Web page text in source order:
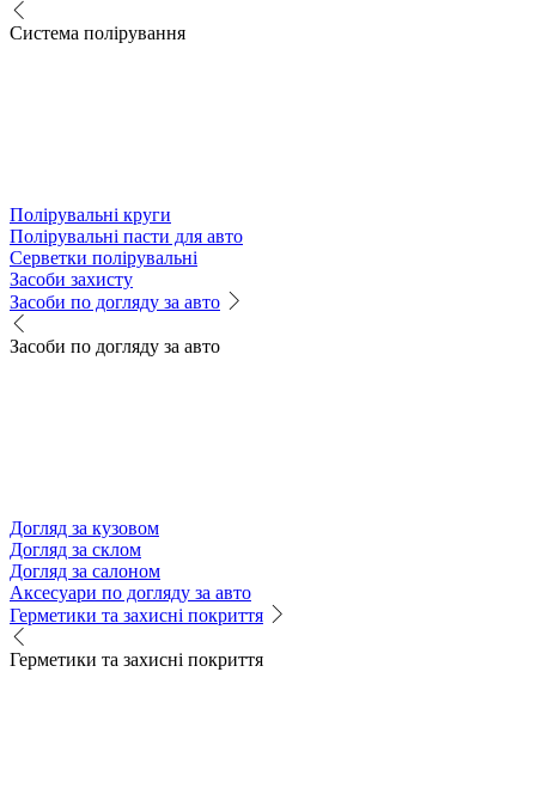
Система полірування
Полірувальні круги
Полірувальні пасти для авто
Серветки полірувальні
Засоби захисту
Засоби по догляду за авто
Засоби по догляду за авто
Догляд за кузовом
Догляд за склом
Догляд за салоном
Аксесуари по догляду за авто
Герметики та захисні покриття
Герметики та захисні покриття